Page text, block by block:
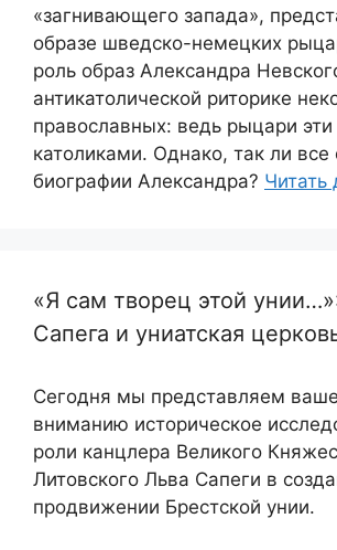
«загнивающего запада»,
образе шведско-немецких
роль образ Александра
антикатолической риторике
православных: ведь рыцари
католиками. Однако, так ли все
биографии Александра? Читать
«Я сам творец этой
Сапега и униатская
Сегодня мы представляем
вниманию историческое
роли канцлера Великого
Литовского Льва Сапеги в
продвижении Брестской унии.